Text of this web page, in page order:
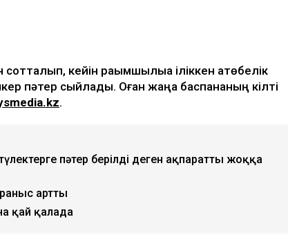
кейін рақымшылыққа іліккен ақтөбелік
пәтер сыйлады. Оған жаңа баспананың кілті
.
пәтер берілді деген ақпаратты жоққа
артты
қай қалада